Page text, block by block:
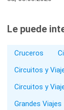
Le puede
Cruceros
Circuitos y
Circuitos y
Grandes Viajes